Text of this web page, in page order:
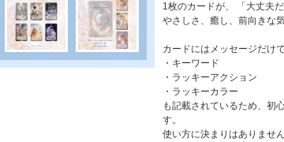
1枚のカードが、 「大丈夫
やさしさ、癒し、前向きな
カードにはメッセージだけ
・キーワード
・ラッキーアクション
・ラッキーカラー
も記載されているため、初
す。
使い方に決まりはありませ